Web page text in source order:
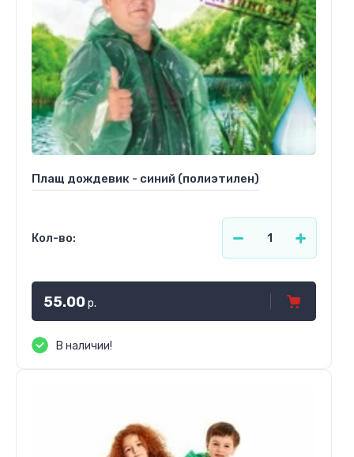
Плащ дождевик - синий (полиэтилен)
Кол-во:
55.00р.
В наличии!